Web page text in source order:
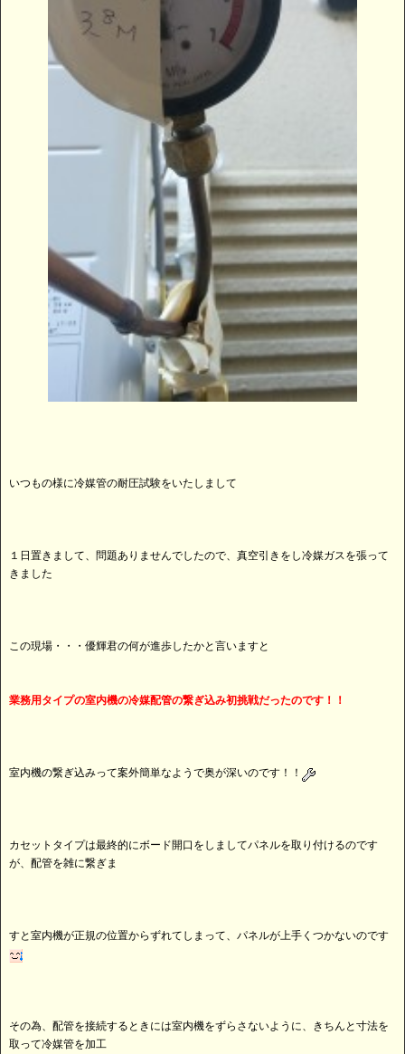
いつもの様に冷媒管の耐圧試験をいたしまして
１日置きまして、問題ありませんでしたので、真空引きをし冷媒ガスを張って
きました
この現場・・・優輝君の何が進歩したかと言いますと
業務用タイプの室内機の冷媒配管の繋ぎ込み初挑戦だったのです！！
室内機の繋ぎ込みって案外簡単なようで奥が深いのです！！
カセットタイプは最終的にボード開口をしましてパネルを取り付けるのです
が、配管を雑に繋ぎま
すと室内機が正規の位置からずれてしまって、パネルが上手くつかないのです
その為、配管を接続するときには室内機をずらさないように、きちんと寸法を
取って冷媒管を加工